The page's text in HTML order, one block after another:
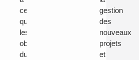
ce
que
les
objectifs
du
gestion
des
nouveaux
projets
et